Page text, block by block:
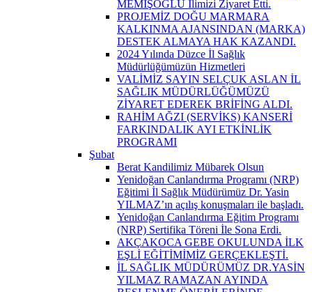
MEMİŞOĞLU İlimizi Ziyaret Etti.
PROJEMİZ DOĞU MARMARA
KALKINMA AJANSINDAN (MARKA)
DESTEK ALMAYA HAK KAZANDI.
2024 Yılında Düzce İl Sağlık
Müdürlüğümüzün Hizmetleri
VALİMİZ SAYIN SELÇUK ASLAN İL
SAĞLIK MÜDÜRLÜĞÜMÜZÜ
ZİYARET EDEREK BRİFİNG ALDI.
RAHİM AĞZI (SERVİKS) KANSERİ
FARKINDALIK AYI ETKİNLİK
PROGRAMI
Şubat
Berat Kandilimiz Mübarek Olsun
Yenidoğan Canlandırma Programı (NRP)
Eğitimi İl Sağlık Müdürümüz Dr. Yasin
YILMAZ’ın açılış konuşmaları ile başladı.
Yenidoğan Canlandırma Eğitim Programı
(NRP) Sertifika Töreni İle Sona Erdi.
AKÇAKOCA GEBE OKULUNDA İLK
EŞLİ EĞİTİMİMİZ GERÇEKLEŞTİ.
İL SAĞLIK MÜDÜRÜMÜZ DR.YASİN
YILMAZ RAMAZAN AYINDA